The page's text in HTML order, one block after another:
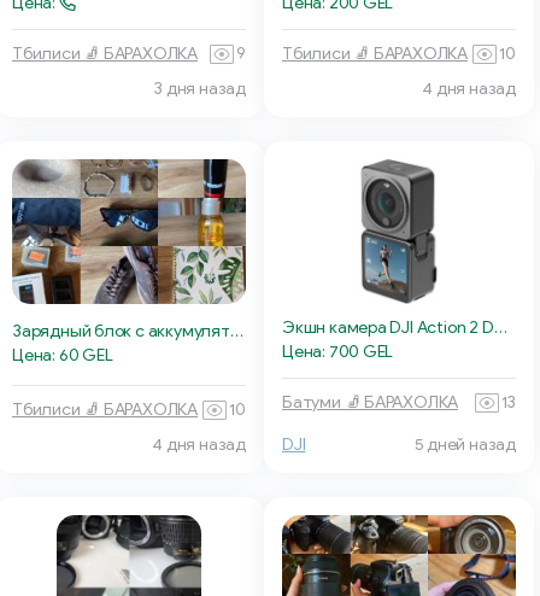
Тбилиси 🧦 БАРАХОЛКА
9
3 дня назад
Тбилиси 🧦 БАРАХОЛКА
10
4 дня назад
Зарядный блок с аккумуляторами
Цена: 60 GEL
Тбилиси 🧦 БАРАХОЛКА
10
4 дня назад
Экшн камера DJI Action 2 Dual Screen Combo
Цена: 700 GEL
Батуми 🧦 БАРАХОЛКА 13
DJI 5 дней назад